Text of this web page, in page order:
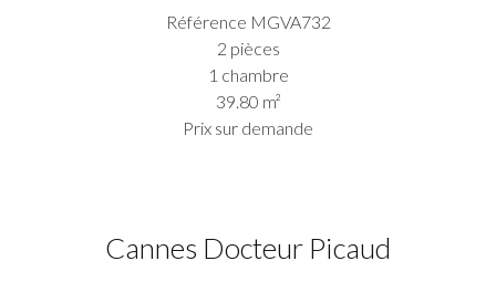
Référence MGVA732
2 pièces
1 chambre
39.80 m²
Prix sur demande
Cannes Docteur Picaud